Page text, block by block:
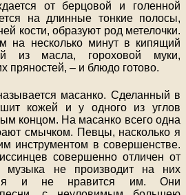
от берцовой и голенной
на длинные тонкие полосы,
кости, образуют род метелочки.
на несколько минут в кипящий
из масла, гороховой муки,
пряностей, – и блюдо готово.
масанко. Сделанный в
кожей и у одного из углов
концом. На масанко всего одна
смычком. Певцы, насколько я
инструментом в совершенстве.
совершенно отличен от
музыка не производит на них
и не нравится им. Они